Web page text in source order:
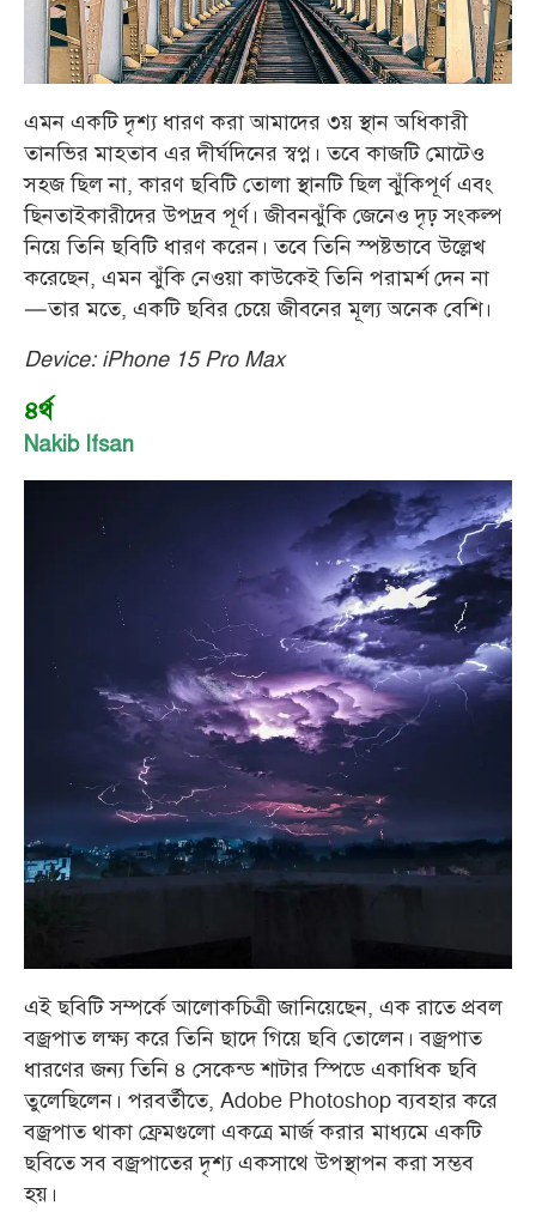
এমন একটি দৃশ্য ধারণ করা আমাদের ৩য় স্থান অধিকারী
তানভির মাহতাব এর দীর্ঘদিনের স্বপ্ন। তবে কাজটি মোটেও
সহজ ছিল না, কারণ ছবিটি তোলা স্থানটি ছিল ঝুঁকিপূর্ণ এবং
ছিনতাইকারীদের উপদ্রব পূর্ণ। জীবনঝুঁকি জেনেও দৃঢ় সংকল্প
নিয়ে তিনি ছবিটি ধারণ করেন। তবে তিনি স্পষ্টভাবে উল্লেখ
করেছেন, এমন ঝুঁকি নেওয়া কাউকেই তিনি পরামর্শ দেন না
—তার মতে, একটি ছবির চেয়ে জীবনের মূল্য অনেক বেশি।
Device: iPhone 15 Pro Max
৪র্থ
Nakib Ifsan
এই ছবিটি সম্পর্কে আলোকচিত্রী জানিয়েছেন, এক রাতে প্রবল
বজ্রপাত লক্ষ্য করে তিনি ছাদে গিয়ে ছবি তোলেন। বজ্রপাত
ধারণের জন্য তিনি ৪ সেকেন্ড শাটার স্পিডে একাধিক ছবি
তুলেছিলেন। পরবর্তীতে, Adobe Photoshop ব্যবহার করে
বজ্রপাত থাকা ফ্রেমগুলো একত্রে মার্জ করার মাধ্যমে একটি
ছবিতে সব বজ্রপাতের দৃশ্য একসাথে উপস্থাপন করা সম্ভব
হয়।